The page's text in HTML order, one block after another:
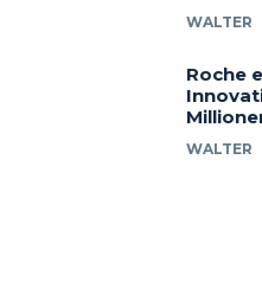
WALTER
Roche
WALTER